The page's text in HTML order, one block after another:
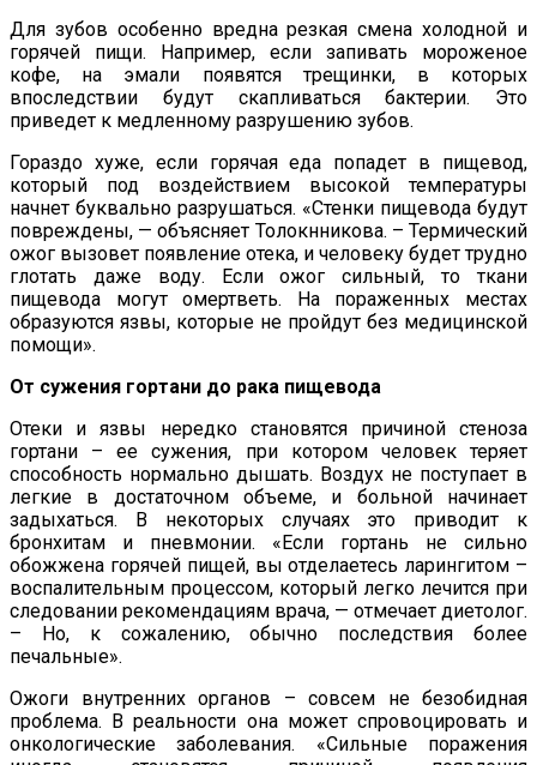
Для зубов особенно вредна резкая смена холодной и
горячей пищи. Например, если запивать мороженое
кофе, на эмали появятся трещинки, в которых
впоследствии будут скапливаться бактерии. Это
приведет к медленному разрушению зубов.
Гораздо хуже, если горячая еда попадет в пищевод,
который под воздействием высокой температуры
начнет буквально разрушаться. «Стенки пищевода будут
повреждены, — объясняет Толокнникова. – Термический
ожог вызовет появление отека, и человеку будет трудно
глотать даже воду. Если ожог сильный, то ткани
пищевода могут омертветь. На пораженных местах
образуются язвы, которые не пройдут без медицинской
помощи».
От сужения гортани до рака пищевода
Отеки и язвы нередко становятся причиной стеноза
гортани – ее сужения, при котором человек теряет
способность нормально дышать. Воздух не поступает в
легкие в достаточном объеме, и больной начинает
задыхаться. В некоторых случаях это приводит к
бронхитам и пневмонии. «Если гортань не сильно
обожжена горячей пищей, вы отделаетесь ларингитом –
воспалительным процессом, который легко лечится при
следовании рекомендациям врача, — отмечает диетолог.
– Но, к сожалению, обычно последствия более
печальные».
Ожоги внутренних органов – совсем не безобидная
проблема. В реальности она может спровоцировать и
онкологические заболевания. «Сильные поражения